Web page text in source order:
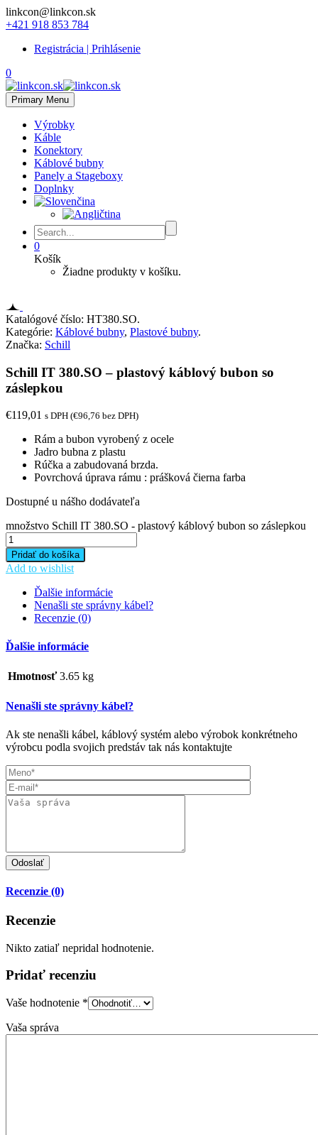
linkcon@linkcon.sk
+421 918 853 784
Registrácia | Prihlásenie
0
Primary Menu
Výrobky
Káble
Konektory
Káblové bubny
Panely a Stageboxy
Doplnky
0
Košík
Žiadne produkty v košíku.
Katalógové číslo: HT380.SO.
Kategórie: Káblové bubny, Plastové bubny.
Značka: Schill
Schill IT 380.SO – plastový káblový bubon so
záslepkou
€119,01 s DPH (€96,76 bez DPH)
Rám a bubon vyrobený z ocele
Jadro bubna z plastu
Rúčka a zabudovaná brzda.
Povrchová úprava rámu : prášková čierna farba
Dostupné u nášho dodávateľa
množstvo Schill IT 380.SO - plastový káblový bubon so záslepkou
Pridať do košíka
Add to wishlist
Ďalšie informácie
Nenašli ste správny kábel?
Recenzie (0)
Ďalšie informácie
Hmotnosť 3.65 kg
Nenašli ste správny kábel?
Ak ste nenašli kábel, káblový systém alebo výrobok konkrétneho
výrobcu podla svojich predstáv tak nás kontaktujte
Recenzie (0)
Recenzie
Nikto zatiaľ nepridal hodnotenie.
Pridať recenziu
Vaše hodnotenie *
Vaša správa